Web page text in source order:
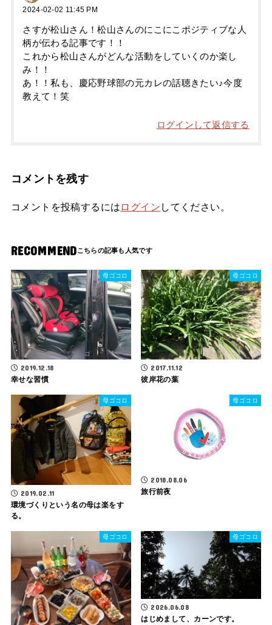
2024-02-02 11:45 PM
さすが松山さん！松山さんのにこにこポジティブな人
柄が伝わる記事です！！
これから松山さんがどんな活動をしていくのか楽し
み！！
あ！！私も、慶応野球部の元カレの話聴きたい♪今度
教えて！笑
ログインして返信する
コメントを残す
コメントを投稿するには ログイン してください。
RECOMMEND
母ゴコロ
2019.12.18
幸せな習慣
母ゴコロ
2017.11.12
彼岸花の葉
母ゴコロ
2019.02.11
環境づくりという名の母は楽をす
る。
母ゴコロ
2018.08.06
旅行前夜
母ゴコロ 母ゴコロ
2026.06.08
はじめまして、カーンです。